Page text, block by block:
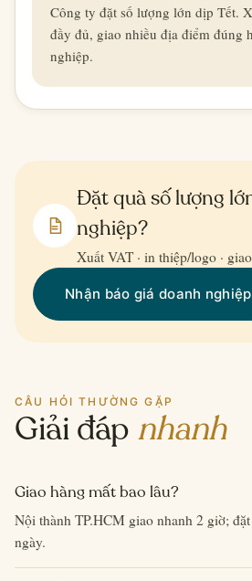
Công ty đặt số lượng lớn dịp Tết.
đầy đủ, giao nhiều địa điểm đúng
nghiệp.
Đặt quà số lượng
nghiệp?
Xuất VAT · in thiệp/logo ·
Nhận báo giá doanh nghiệp
CÂU HỎI THƯỜNG GẶP
Giải đápnhanh
Giao hàng mất bao lâu?
Nội thành TP.HCM giao nhanh 2 giờ;
ngày.